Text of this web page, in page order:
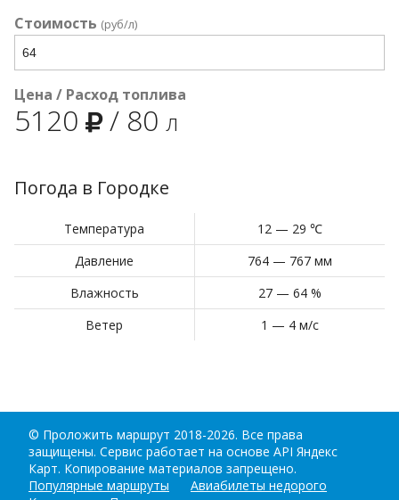
Стоимость (руб/л)
Цена / Расход топлива
5120 / 80 л
Погода в Городке
Температура
12 — 29 ℃
Давление
764 — 767 мм
Влажность
27 — 64 %
Ветер
1 — 4 м/с
© Проложить маршрут 2018-2026. Все права
защищены. Сервис работает на основе API Яндекс
Карт. Копирование материалов запрещено.
Популярные маршруты
Авиабилеты недорого